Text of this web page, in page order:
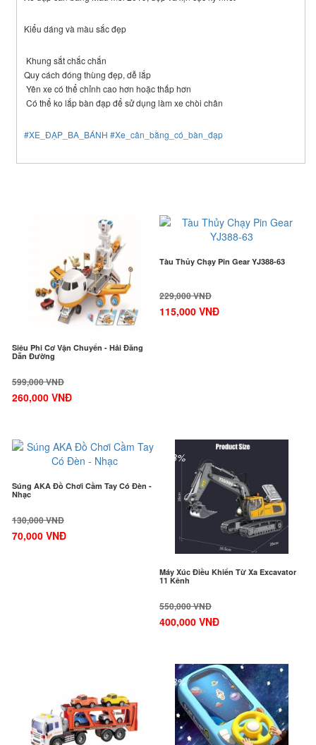
Kiểu dáng và màu sắc đẹp
Khung sắt chắc chắn
Quy cách đóng thùng đẹp, dễ lắp
Yên xe có thể chỉnh cao hơn hoặc thấp hơn
Có thể ko lắp bàn đạp để sử dụng làm xe chòi chân
#XE_ĐẠP_BA_BÁNH #Xe_cân_bằng_có_bàn_đạp
Siêu Phi Cơ Vận Chuyển - Hải Đăng
Dẫn Đường
599,000 VNĐ
260,000 VNĐ
Tàu Thủy Chạy Pin Gear YJ388-63
229,000 VNĐ
115,000 VNĐ
Súng AKA Đồ Chơi Cầm Tay Có Đèn -
Nhạc
130,000 VNĐ
70,000 VNĐ
-28%
Máy Xúc Điều Khiển Từ Xa Excavator
11 Kênh
550,000 VNĐ
400,000 VNĐ
-38%